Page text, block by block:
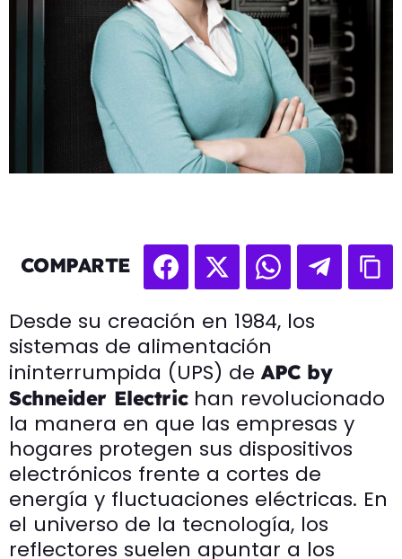
COMPARTE
Desde su creación en 1984, los
sistemas de alimentación
ininterrumpida (UPS) de APC by
Schneider Electrichan revolucionado
la manera en que las empresas y
hogares protegen sus dispositivos
electrónicos frente a cortes de
energía y fluctuaciones eléctricas. En
el universo de la tecnología, los
reflectores suelen apuntar a los